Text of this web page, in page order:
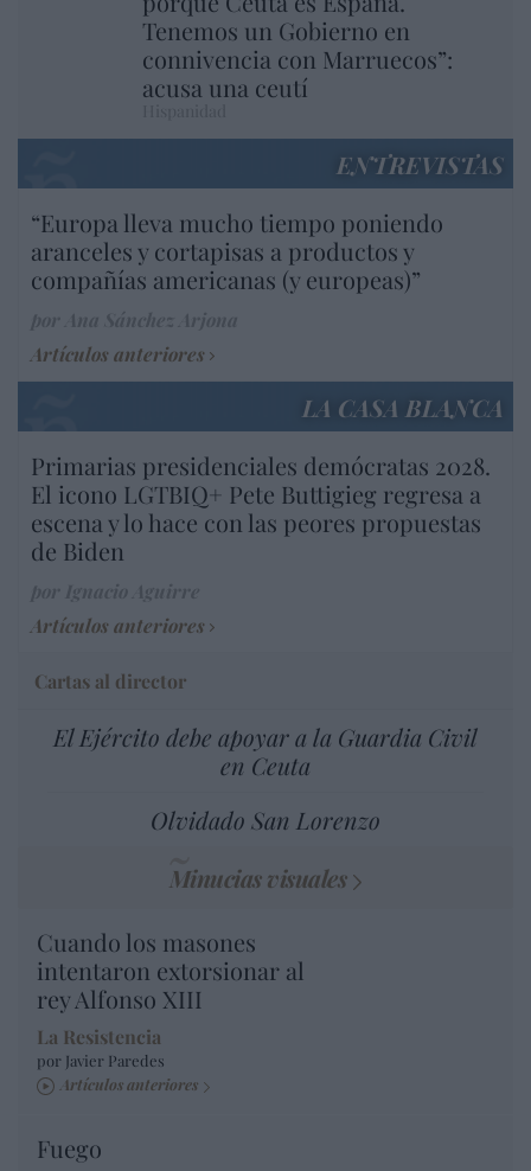
Tenemos un Gobierno en
connivencia con Marruecos”:
acusa una ceutí
ENTREVISTAS
“Europa lleva mucho tiempo poniendo
aranceles y cortapisas a productos y
compañías americanas (y europeas)”
Artículos anteriores
LA CASA BLANCA
Primarias presidenciales demócratas 2028.
El icono LGTBIQ+ Pete Buttigieg regresa a
escena y lo hace con las peores propuestas
de Biden
Artículos anteriores
Cartas al director
El Ejército debe apoyar a la Guardia Civil
en Ceuta
Olvidado San Lorenzo
Minucias visuales
Cuando los masones
intentaron extorsionar al
rey Alfonso XIII
La Resistencia
por Javier Paredes
Artículos anteriores
Fuego